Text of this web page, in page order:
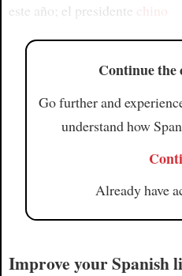
este año; el presidente chino
Continue the
Go further and
understand how
Already have
Improve your Spanish